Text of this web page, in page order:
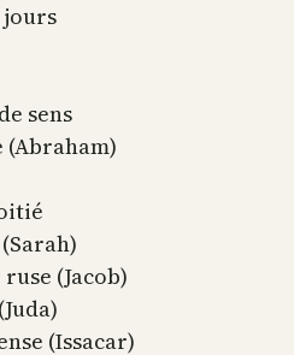
jours
sens
(Abraham)
(Jacob)
(Issacar)